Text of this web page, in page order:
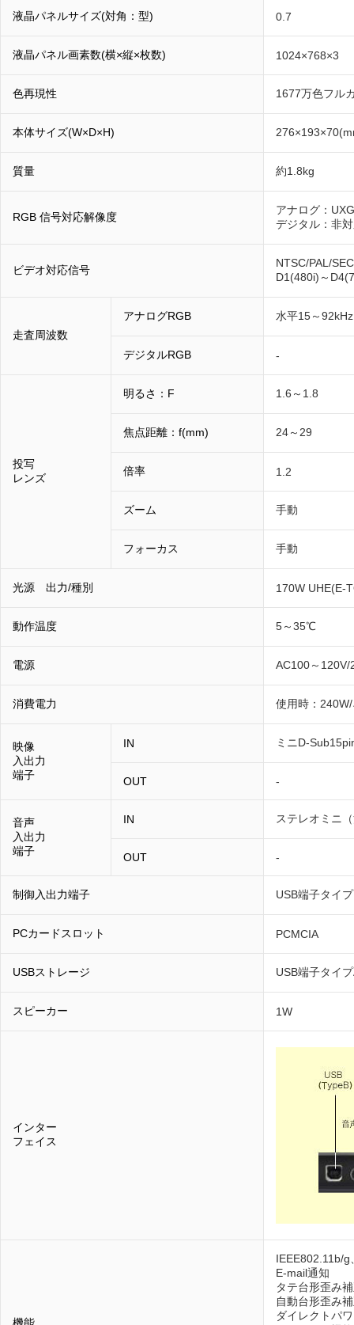
液晶パネルサイズ(対角：型) 0.7
液晶パネル画素数(横×縦×枚数) 1024×768×3
色再現性 1677万色フル
本体サイズ(W×D×H)
質量 約1.8kg
RGB 信号対応解像度
アナログ：
デジタル：非
ビデオ対応信号
NTSC/PAL/
D1(480i)～
走査周波数
アナログRGB 水平15～
デジタルRGB -
投写
レンズ
明るさ：F 1.6～1.8
焦点距離：f(mm) 24～29
倍率 1.2
ズーム 手動
フォーカス 手動
光源 出力/種別 170W UHE(E-
動作温度 5～35℃
電源 AC100～
消費電力 使用時：
映像
入出力
端子
IN ミニD-
OUT -
音声
入出力
端子
IN ステレオミニ
OUT -
制御入出力端子 USB端子タイ
PCカードスロット PCMCIA
USBストレージ USB端子タイ
スピーカー 1W
インター
フェイス
IEEE802.11b/g
E-mail通知
タテ台形歪み
自動台形歪み
ダイレクトパ